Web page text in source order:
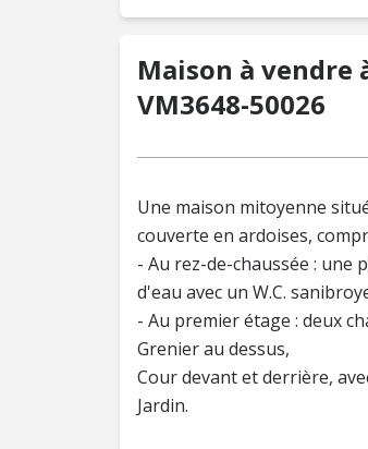
Maison à vendre
VM3648-50026
Une maison mitoyenne
couverte en ardoises,
- Au rez-de-chaussée : une
d'eau avec un W.C.
- Au premier étage : deux
Grenier au dessus,
Cour devant et derrière,
Jardin.